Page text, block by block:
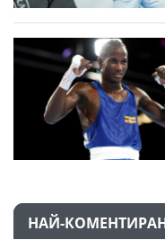
НАЙ-